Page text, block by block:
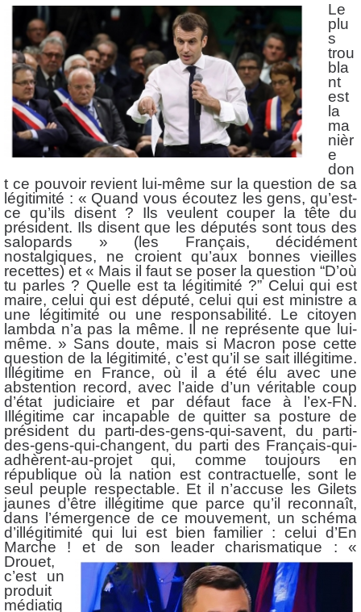
Le
plu
s
trou
bla
nt
est
la
ma
nièr
e
don
t ce pouvoir revient lui-même sur la question de sa
légitimité : « Quand vous écoutez les gens, qu’est-
ce qu’ils disent ? Ils veulent couper la tête du
président. Ils disent que les députés sont tous des
salopards » (les Français, décidément
nostalgiques, ne croient qu’aux bonnes vieilles
recettes) et « Mais il faut se poser la question “D’où
tu parles ? Quelle est ta légitimité ?” Celui qui est
maire, celui qui est député, celui qui est ministre a
une légitimité ou une responsabilité. Le citoyen
lambda n’a pas la même. Il ne représente que lui-
même. » Sans doute, mais si Macron pose cette
question de la légitimité, c’est qu’il se sait illégitime.
Illégitime en France, où il a été élu avec une
abstention record, avec l’aide d’un véritable coup
d’état judiciaire et par défaut face à l’ex-FN.
Illégitime car incapable de quitter sa posture de
président du parti-des-gens-qui-savent, du parti-
des-gens-qui-changent, du parti des Français-qui-
adhèrent-au-projet qui, comme toujours en
république où la nation est contractuelle, sont le
seul peuple respectable. Et il n’accuse les Gilets
jaunes d’être illégitime que parce qu’il reconnaît,
dans l’émergence de ce mouvement, un schéma
d’illégitimité qui lui est bien familier : celui d’En
Marche ! et de son leader charismatique : «
Drouet,
c’est un
produit
médiatiq